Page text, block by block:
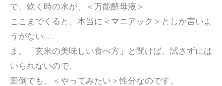
で、炊く時の水が、＜万能酵母液＞
ここまでくると、本当に＜マニアック＞としか言いよ
うがない……
ま、「玄米の美味しい食べ方」と聞けば、試さずには
いられないので、
面倒でも、＜やってみたい＞性分なのです。